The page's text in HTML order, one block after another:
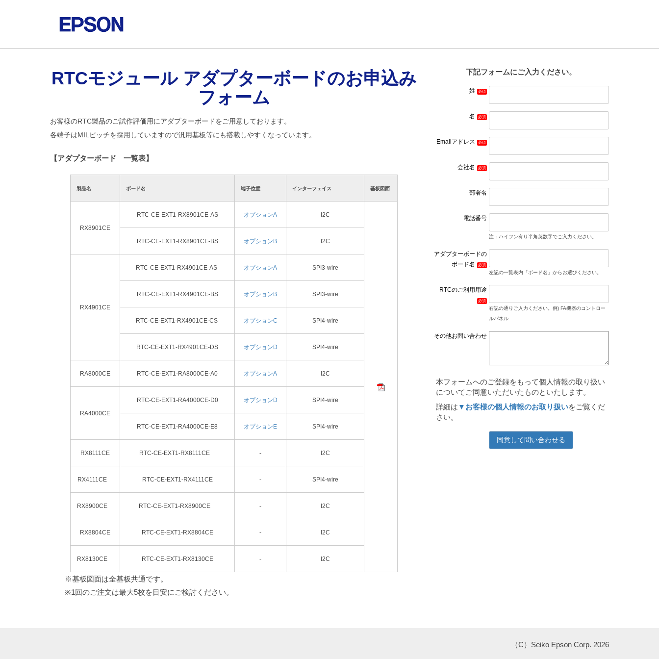
RTCモジュール アダプターボードのお申込み
フォーム
お客様のRTC製品のご試作評価用にアダプターボードをご用意しております。
各端子はMILピッチを採用していますので汎用基板等にも搭載しやすくなっています。
【アダプターボード 一覧表】
製品名 ボード名 端子位置 インターフェイス 基板図面
RX8901CE
RTC-CE-EXT1-RX8901CE-AS オプションA I2C
RTC-CE-EXT1-RX8901CE-BS オプションB I2C
RX4901CE
RTC-CE-EXT1-RX4901CE-AS オプションA SPI3-wire
RTC-CE-EXT1-RX4901CE-BS オプションB SPI3-wire
RTC-CE-EXT1-RX4901CE-CS オプションC SPI4-wire
RTC-CE-EXT1-RX4901CE-DS オプションD SPI4-wire
RA8000CE RTC-CE-EXT1-RA8000CE-A0 オプションA I2C
RA4000CE
RTC-CE-EXT1-RA4000CE-D0 オプションD SPI4-wire
RTC-CE-EXT1-RA4000CE-E8 オプションE SPI4-wire
RX8111CE RTC-CE-EXT1-RX8111CE - I2C
RX4111CE RTC-CE-EXT1-RX4111CE - SPI4-wire
RX8900CE RTC-CE-EXT1-RX8900CE - I2C
RX8804CE RTC-CE-EXT1-RX8804CE - I2C
RX8130CE RTC-CE-EXT1-RX8130CE - I2C
※基板図面は全基板共通です。
※1回のご注文は最大5枚を目安にご検討ください。
下記フォームにご入力ください。
姓
名
Emailアドレス
会社名
部署名
電話番号
注：ハイフン有り半角英数字でご入力ください。
アダプターボードの
ボード名
左記の一覧表内「ボード名」からお選びください。
RTCのご利用用途
右記の通りご入力ください。例) FA機器のコントロー
ルパネル
その他お問い合わせ
本フォームへのご登録をもって個人情報の取り扱い
についてご同意いただいたものといたします。
詳細は ▼お客様の個人情報のお取り扱いをご覧くだ
さい。
（C）Seiko Epson Corp. 2026